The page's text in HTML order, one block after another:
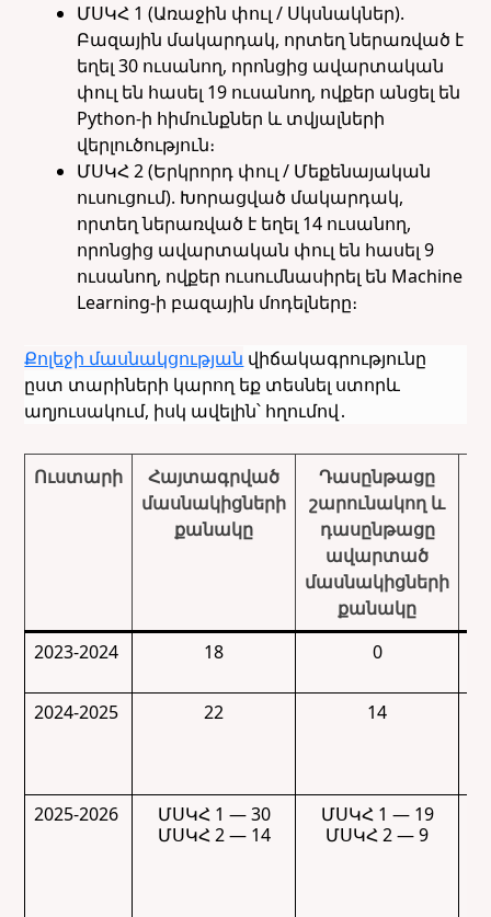
ՄՍԿՀ 1 (Առաջին փուլ / Սկսնակներ).
Բազային մակարդակ, որտեղ ներառված է
եղել 30 ուսանող, որոնցից ավարտական
փուլ են հասել 19 ուսանող, ովքեր անցել են
Python-ի հիմունքներ և տվյալների
վերլուծություն։
ՄՍԿՀ 2 (Երկրորդ փուլ / Մեքենայական
ուսուցում). Խորացված մակարդակ,
որտեղ ներառված է եղել 14 ուսանող,
որոնցից ավարտական փուլ են հասել 9
ուսանող, ովքեր ուսումնասիրել են Machine
Learning-ի բազային մոդելները։
Քոլեջի մասնակցության վիճակագրությունը
ըստ տարիների կարող եք տեսնել ստորև
աղյուսակում, իսկ ավելին՝ հղումով․
Ուստարի
Հայտագրված
մասնակիցների
քանակը
Դասընթացը
շարունակող և
դասընթացը
ավարտած
մասնակիցների
քանակը
2023-2024 18 0
2024-2025 22 14
2025-2026
ՄՍԿՀ 1 — 30
ՄՍԿՀ 2 — 14
ՄՍԿՀ 1 — 19
ՄՍԿՀ 2 — 9